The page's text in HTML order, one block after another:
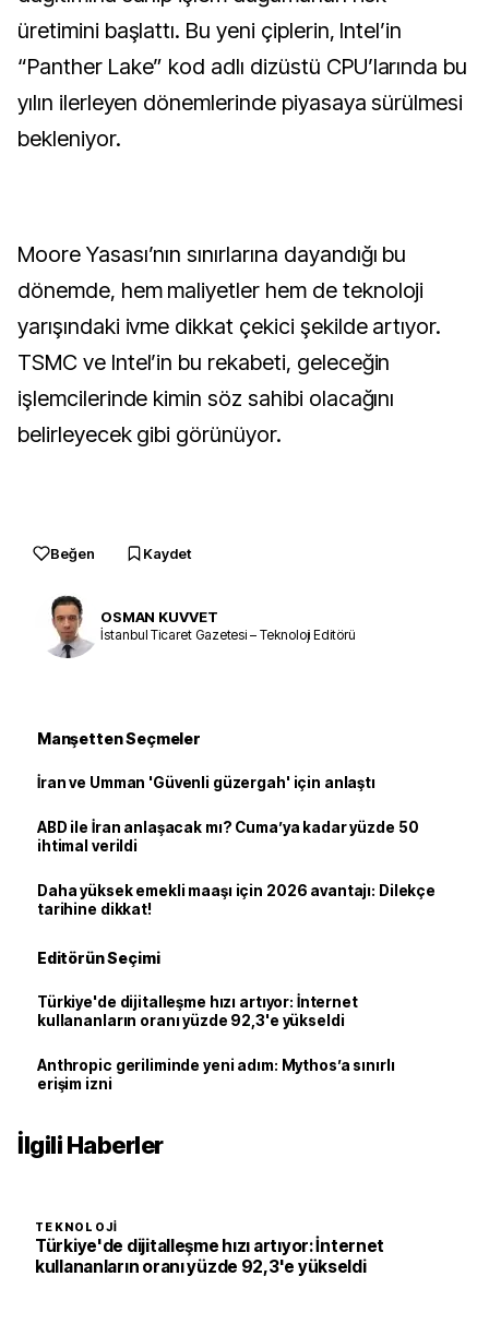
üretimini başlattı. Bu yeni çiplerin, Intel’in
“Panther Lake” kod adlı dizüstü CPU’larında bu
yılın ilerleyen dönemlerinde piyasaya sürülmesi
bekleniyor.
Moore Yasası’nın sınırlarına dayandığı bu
dönemde, hem maliyetler hem de teknoloji
yarışındaki ivme dikkat çekici şekilde artıyor.
TSMC ve Intel’in bu rekabeti, geleceğin
işlemcilerinde kimin söz sahibi olacağını
belirleyecek gibi görünüyor.
Beğen Kaydet
OSMAN KUVVET
İstanbul Ticaret Gazetesi – Teknoloji Editörü
Manşetten Seçmeler
İran ve Umman 'Güvenli güzergah' için anlaştı
ABD ile İran anlaşacak mı? Cuma’ya kadar yüzde 50
ihtimal verildi
Daha yüksek emekli maaşı için 2026 avantajı: Dilekçe
tarihine dikkat!
Editörün Seçimi
Türkiye'de dijitalleşme hızı artıyor: İnternet
kullananların oranı yüzde 92,3'e yükseldi
Anthropic geriliminde yeni adım: Mythos’a sınırlı
erişim izni
İlgili Haberler
TEKNOLOJI
Türkiye'de dijitalleşme hızı artıyor: İnternet
kullananların oranı yüzde 92,3'e yükseldi